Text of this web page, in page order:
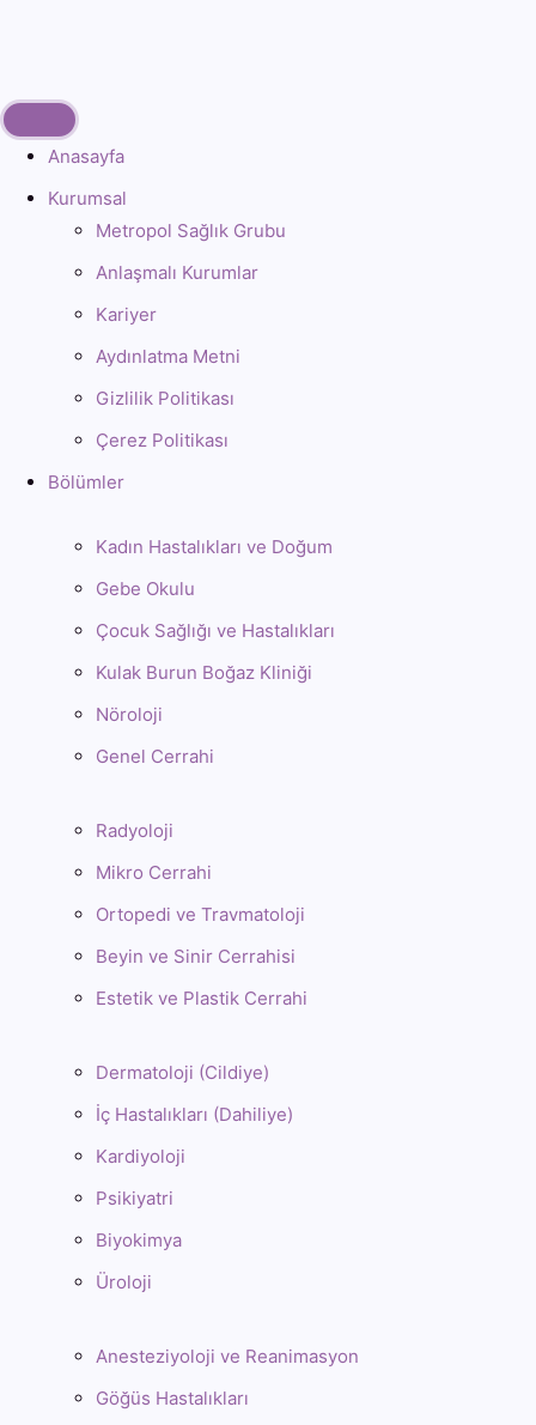
Anasayfa
Kurumsal
Metropol Sağlık Grubu
Anlaşmalı Kurumlar
Kariyer
Aydınlatma Metni
Gizlilik Politikası
Çerez Politikası
Bölümler
Kadın Hastalıkları ve Doğum
Gebe Okulu
Çocuk Sağlığı ve Hastalıkları
Kulak Burun Boğaz Kliniği
Nöroloji
Genel Cerrahi
Radyoloji
Mikro Cerrahi
Ortopedi ve Travmatoloji
Beyin ve Sinir Cerrahisi
Estetik ve Plastik Cerrahi
Dermatoloji (Cildiye)
İç Hastalıkları (Dahiliye)
Kardiyoloji
Psikiyatri
Biyokimya
Üroloji
Anesteziyoloji ve Reanimasyon
Göğüs Hastalıkları